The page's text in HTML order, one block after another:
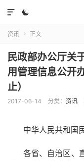


资讯  正文
民政部办公厅关
用管理信息公开
止）
2017-06-14 分类： 资讯
中华人民共和国
各省、自治区、